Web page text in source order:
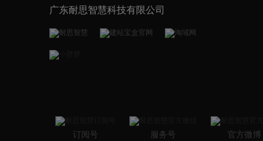
广东耐思智慧科技有限公司
订阅号 服务号 官方微博